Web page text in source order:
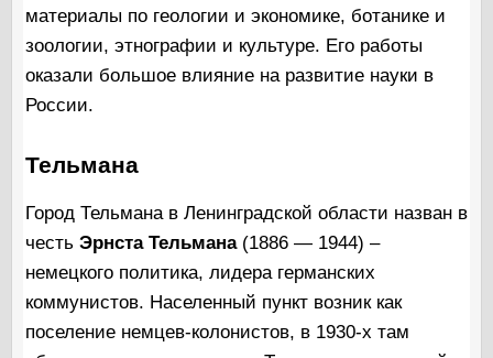
материалы по геологии и экономике, ботанике и
зоологии, этнографии и культуре. Его работы
оказали большое влияние на развитие науки в
России.
Тельмана
Город Тельмана в Ленинградской области назван в
честь Эрнста Тельмана(1886 — 1944) –
немецкого политика, лидера германских
коммунистов. Населенный пункт возник как
поселение немцев-колонистов, в 1930-х там